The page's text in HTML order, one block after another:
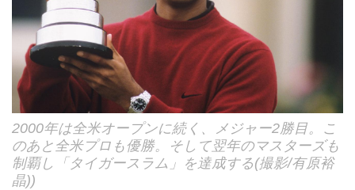
2000年は全米オープンに続く、メジャー2勝目。こ
のあと全米プロも優勝。そして翌年のマスターズも
制覇し「タイガースラム」を達成する(撮影/有原裕
晶))